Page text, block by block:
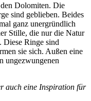
Dolomiten. Die
sind geblieben. Beides
ganz unergründlich
Stille, die nur die Natur
Diese Ringe sind
sie sich. Außen eine
ungezwungenen
auch eine Inspiration für